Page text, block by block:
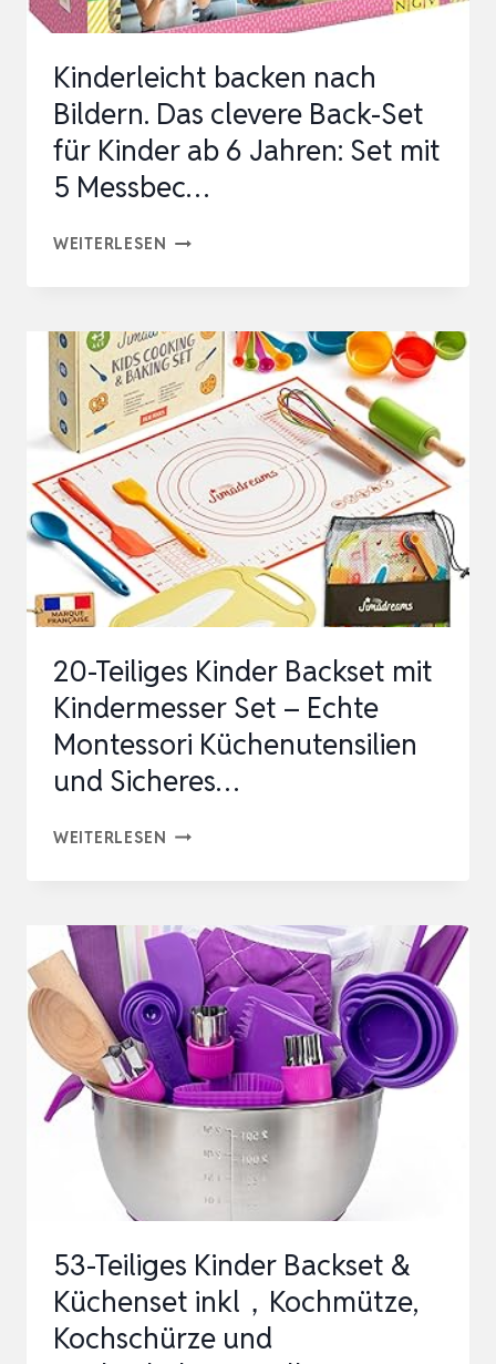
Kinderleicht backen nach
Bildern. Das clevere Back-Set
für Kinder ab 6 Jahren: Set mit
5 Messbec…
WEITERLESEN KINDERLEICHT
BILDERN.
DAS
CLEVERE
BACK-
SET
FÜR
KINDER
AB
6
SET
MIT
5
MESSBEC…
20-Teiliges Kinder Backset mit
Kindermesser Set – Echte
Montessori Küchenutensilien
und Sicheres…
WEITERLESEN 20-
BACKSET
KINDERMESSER
SET
–
ECHTE
MONTESSORI
KÜCHENUTENSILIEN
53-Teiliges Kinder Backset &
Küchenset inkl，Kochmütze,
Kochschürze und